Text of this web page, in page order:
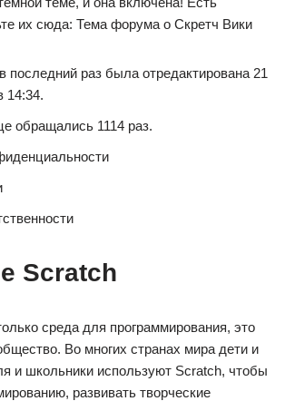
их сюда: Тема форума о Скретч Вики
последний раз была отредактирована 21
14:34.
обращались 1114 раз.
Scratch
среда для программирования, это
Во многих странах мира дети и
и школьники используют Scratch, чтобы
развивать творческие